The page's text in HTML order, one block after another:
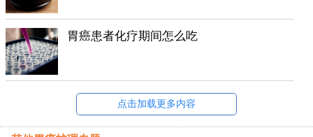
胃癌患者化疗期间怎么吃
点击加载更多内容